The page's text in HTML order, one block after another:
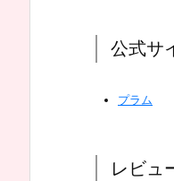
公式サ
プラム
レビュ